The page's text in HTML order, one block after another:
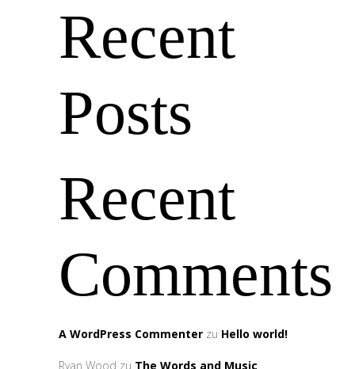
Recent
Posts
Recent
Comments
A WordPress Commenter zu Hello world!
Ryan Wood zu The Words and Music